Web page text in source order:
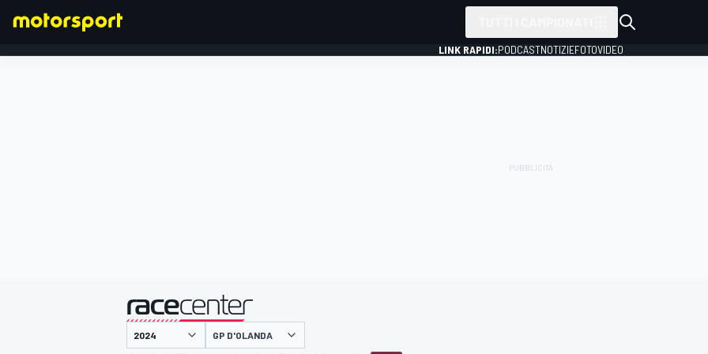
LINK RAPIDI:PODCASTNOTIZIEFOTOVIDEO
presentato da
GP D'OLANDA